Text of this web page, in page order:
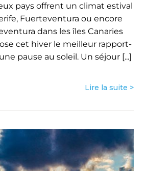
pays offrent un climat estival
Fuerteventura ou encore
dans les îles Canaries
cet hiver le meilleur rapport-
pause au soleil. Un séjour [...]
Lire la suite >